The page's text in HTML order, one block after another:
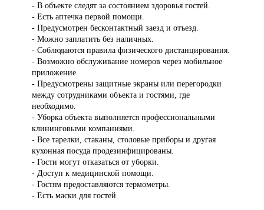
- В объекте следят за состоянием здоровья гостей.
- Есть аптечка первой помощи.
- Предусмотрен бесконтактный заезд и отъезд.
- Можно заплатить без наличных.
- Соблюдаются правила физического дистанцирования.
- Возможно обслуживание номеров через мобильное
приложение.
- Предусмотрены защитные экраны или перегородки
между сотрудниками объекта и гостями, где
необходимо.
- Уборка объекта выполняется профессиональными
клининговыми компаниями.
- Все тарелки, стаканы, столовые приборы и другая
кухонная посуда продезинфицированы.
- Гости могут отказаться от уборки.
- Доступ к медицинской помощи.
- Гостям предоставляются термометры.
- Есть маски для гостей.